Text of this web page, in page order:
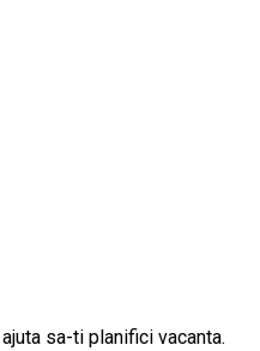
sa-ti planifici vacanta.